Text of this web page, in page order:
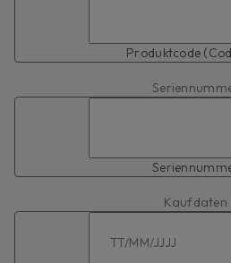
Produktcode
Kaufdaten